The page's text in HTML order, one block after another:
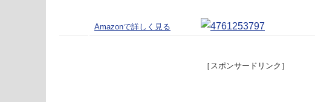
Amazonで詳しく見る
［スポンサードリンク］